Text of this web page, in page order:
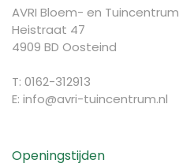
AVRI Bloem- en Tuincentrum
Heistraat 47
4909 BD Oosteind
T: 0162-312913
E: info@avri-tuincentrum.nl
Openingstijden